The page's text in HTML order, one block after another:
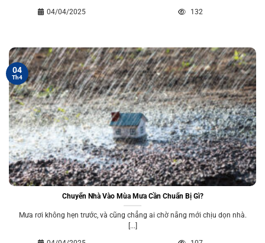
04/04/2025 132
Chuyển Nhà Vào Mùa Mưa Cần Chuẩn Bị Gì?
Mưa rơi không hẹn trước, và cũng chẳng ai chờ nắng mới chịu dọn nhà.
[...]
04
Th4